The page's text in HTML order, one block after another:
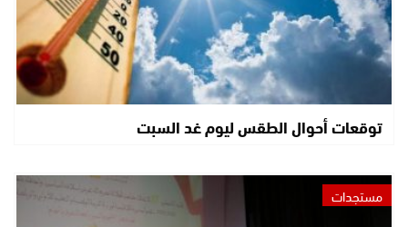
توقعات أحوال الطقس ليوم غد السبت
مستجدات